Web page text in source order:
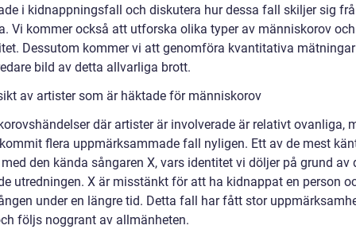
i kidnappningsfall och diskutera hur dessa fall skiljer sig
Vi kommer också att utforska olika typer av människorov
Dessutom kommer vi att genomföra kvantitativa
bild av detta allvarliga brott.
av artister som är häktade för människorov
där artister är involverade är relativt ovanliga,
flera uppmärksammade fall nyligen. Ett av de mest
den kända sångaren X, vars identitet vi döljer på grund av
utredningen. X är misstänkt för att ha kidnappat en person
under en längre tid. Detta fall har fått stor
följs noggrant av allmänheten.